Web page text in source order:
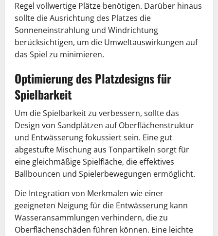
Regel vollwertige Plätze benötigen. Darüber hinaus
sollte die Ausrichtung des Platzes die
Sonneneinstrahlung und Windrichtung
berücksichtigen, um die Umweltauswirkungen auf
das Spiel zu minimieren.
Optimierung des Platzdesigns für
Spielbarkeit
Um die Spielbarkeit zu verbessern, sollte das
Design von Sandplätzen auf Oberflächenstruktur
und Entwässerung fokussiert sein. Eine gut
abgestufte Mischung aus Tonpartikeln sorgt für
eine gleichmäßige Spielfläche, die effektives
Ballbouncen und Spielerbewegungen ermöglicht.
Die Integration von Merkmalen wie einer
geeigneten Neigung für die Entwässerung kann
Wasseransammlungen verhindern, die zu
Oberflächenschäden führen können. Eine leichte